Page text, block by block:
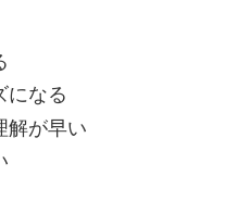
になる
解が早い